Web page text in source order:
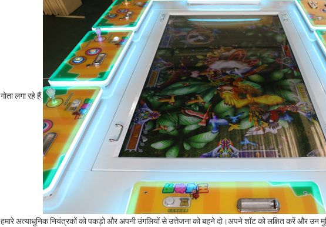
गोता लगा रहे हैं.
हमारे अत्याधुनिक नियंत्रकों को पकड़ो और अपनी उंगलियों से उत्तेजना को बहने दो।अपने शॉट को लक्षित करें और